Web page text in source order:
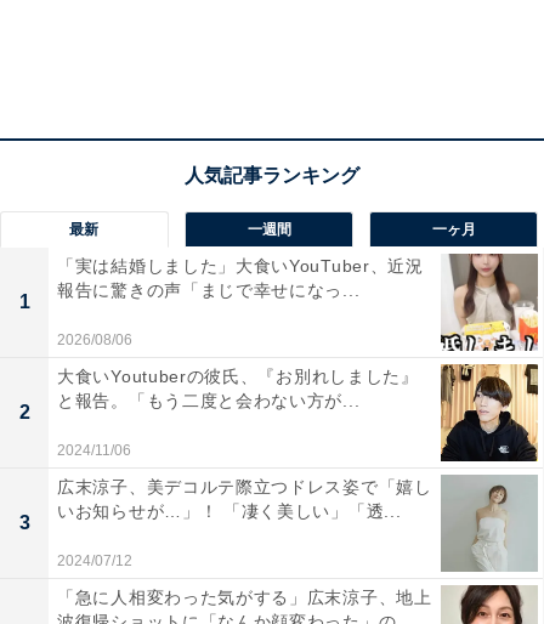
最新 一週間 一ヶ月
1
「実は結婚しました」大食いYouTuber、近況
報告に驚きの声「まじで幸せになっ...
2026/08/06
2
大食いYoutuberの彼氏、『お別れしました』
と報告。「もう二度と会わない方が...
2024/11/06
3
広末涼子、美デコルテ際立つドレス姿で「嬉し
いお知らせが…」！ 「凄く美しい」「透...
2024/07/12
「急に人相変わった気がする」広末涼子、地上